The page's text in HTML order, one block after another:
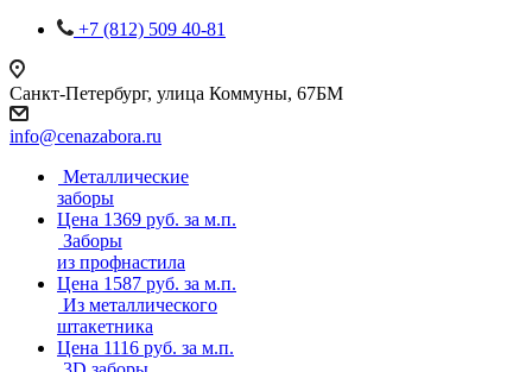
+7 (812) 509 40-81
Санкт-Петербург, улица Коммуны, 67БМ
info@cenazabora.ru
Металлические
заборы
Цена 1369 руб. за м.п.
Заборы
из профнастила
Цена 1587 руб. за м.п.
Из металлического
штакетника
Цена 1116 руб. за м.п.